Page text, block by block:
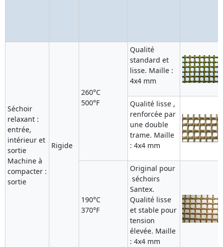
Séchoir
relaxant :
entrée,
intérieur et
sortie
Machine à
compacter :
sortie
Rigide
260°C
500°F
Qualité
standard et
lisse. Maille :
4x4 mm
Qualité lisse ,
renforcée par
une double
trame. Maille
: 4x4 mm
190°C
370°F
Original pour
séchoirs
Santex.
Qualité lisse
et stable pour
tension
élevée. Maille
: 4x4 mm